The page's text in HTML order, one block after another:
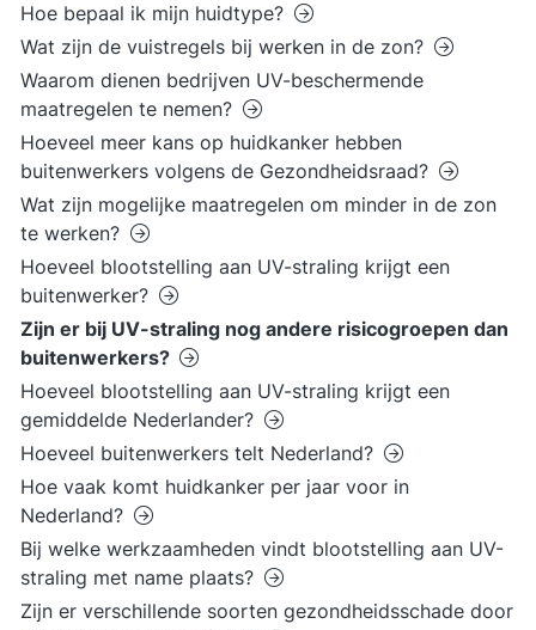
Hoe bepaal ik mijn huidtype?
Wat zijn de vuistregels bij werken in de zon?
Waarom dienen bedrijven UV-beschermende
maatregelen te nemen?
Hoeveel meer kans op huidkanker hebben
buitenwerkers volgens de Gezondheidsraad?
Wat zijn mogelijke maatregelen om minder in de zon
te werken?
Hoeveel blootstelling aan UV-straling krijgt een
buitenwerker?
Zijn er bij UV-straling nog andere risicogroepen dan
buitenwerkers?
Hoeveel blootstelling aan UV-straling krijgt een
gemiddelde Nederlander?
Hoeveel buitenwerkers telt Nederland?
Hoe vaak komt huidkanker per jaar voor in
Nederland?
Bij welke werkzaamheden vindt blootstelling aan UV-
straling met name plaats?
Zijn er verschillende soorten gezondheidsschade door